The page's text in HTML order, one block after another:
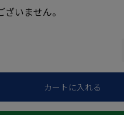
いません。
カートに入れる